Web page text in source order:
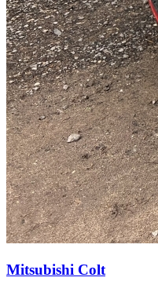
Mitsubishi Colt